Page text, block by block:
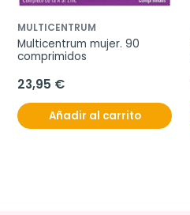
MULTICENTRUM
Multicentrum mujer. 90
comprimidos
23,95 €
Añadir al carrito